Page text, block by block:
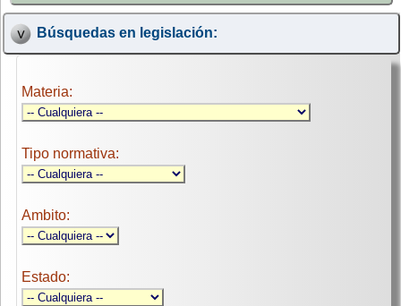
Búsquedas en legislación:
Materia:
Tipo normativa:
Ambito:
Estado: